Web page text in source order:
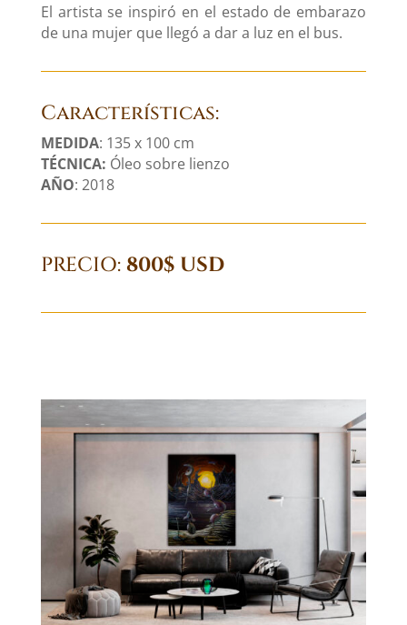
El artista se inspiró en el estado de embarazo
de una mujer que llegó a dar a luz en el bus.
Características:
MEDIDA: 135 x 100 cm
TÉCNICA: Óleo sobre lienzo
AÑO: 2018
PRECIO: 800$ USD